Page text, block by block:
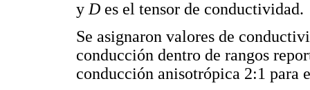
y D es el tensor de conductividad.
Se asignaron valores de
conducción dentro de rangos
conducción anisotrópica 2:1 para